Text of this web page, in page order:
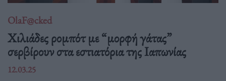
OlaF@cked
Χιλιάδες ρομπότ με “μορφή γάτας”
σερβίρουν στα εστιατόρια της Ιαπωνίας
12.03.25